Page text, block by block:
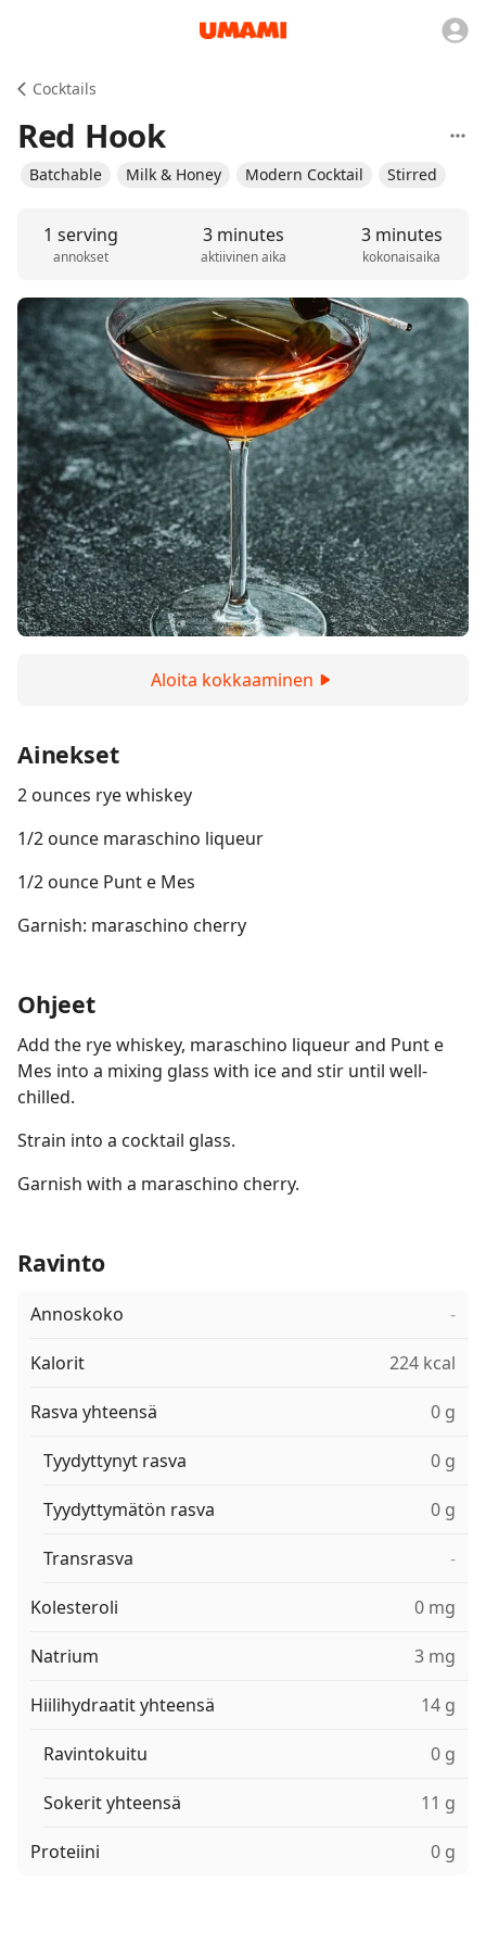
Cocktails
Red Hook
Batchable Milk & Honey Modern Cocktail Stirred
1 serving
annokset
3 minutes
aktiivinen aika
3 minutes
kokonaisaika
Aloita kokkaaminen
Ainekset
2 ounces rye whiskey
1/2 ounce maraschino liqueur
1/2 ounce Punt e Mes
Garnish: maraschino cherry
Ohjeet
Add the rye whiskey, maraschino liqueur and Punt e
Mes into a mixing glass with ice and stir until well-
chilled.
Strain into a cocktail glass.
Garnish with a maraschino cherry.
Ravinto
Annoskoko -
Kalorit 224 kcal
Rasva yhteensä 0 g
Tyydyttynyt rasva 0 g
Tyydyttymätön rasva 0 g
Transrasva -
Kolesteroli 0 mg
Natrium 3 mg
Hiilihydraatit yhteensä 14 g
Ravintokuitu 0 g
Sokerit yhteensä 11 g
Proteiini 0 g